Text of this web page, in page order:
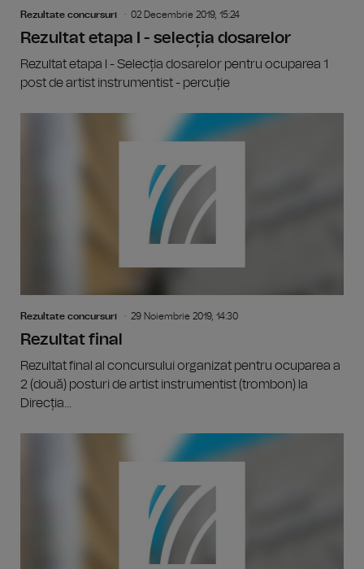
Rezultate concursuri 02 Decembrie 2019, 15:24
Rezultat etapa I - selecția dosarelor
Rezultat etapa I - Selecția dosarelor pentru ocuparea 1
post de artist instrumentist - percuție
Rezultate concursuri 29 Noiembrie 2019, 14:30
Rezultat final
Rezultat final al concursului organizat pentru ocuparea a
2 (două) posturi de artist instrumentist (trombon) la
Direcția...